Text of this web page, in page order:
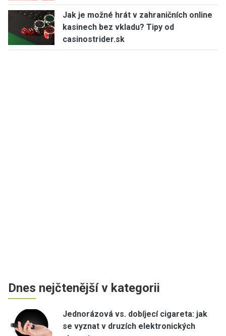
Jak je možné hrát v zahraničních online
kasinech bez vkladu? Tipy od
casinostrider.sk
Dnes nejčtenější v kategorii
Jednorázová vs. dobíjecí cigareta: jak
se vyznat v druzích elektronických